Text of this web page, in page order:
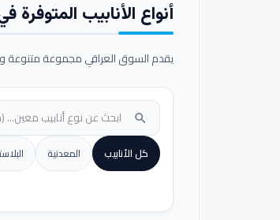
أنواع الأنابيب المتوفرة
يقدم السوق العراقي مجموعة متنوعة
search
كل الأنابيب المعدنية